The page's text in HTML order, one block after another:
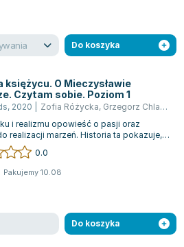
Do koszyka
księżycu. O Mieczysławie
Czytam sobie. Poziom 1
, 2020 Zofia Różycka, Grzegorz Chlasta
i realizmu opowieść o pasji oraz
realizacji marzeń. Historia ta pokazuje,
zawirowania mogą nas...
0.0
Pakujemy 10.08
Do koszyka